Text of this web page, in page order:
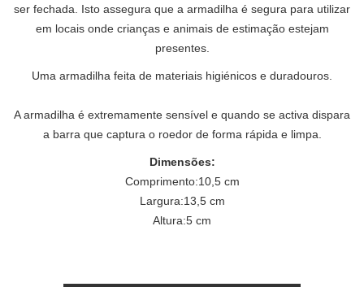
ser fechada. Isto assegura que a armadilha é segura para utilizar
em locais onde crianças e animais de estimação estejam
presentes.
Uma armadilha feita de materiais higiénicos e duradouros.
A armadilha é extremamente sensível e quando se activa dispara
a barra que captura o roedor de forma rápida e limpa.
Dimensões:
Comprimento:10,5 cm
Largura:13,5 cm
Altura:5 cm